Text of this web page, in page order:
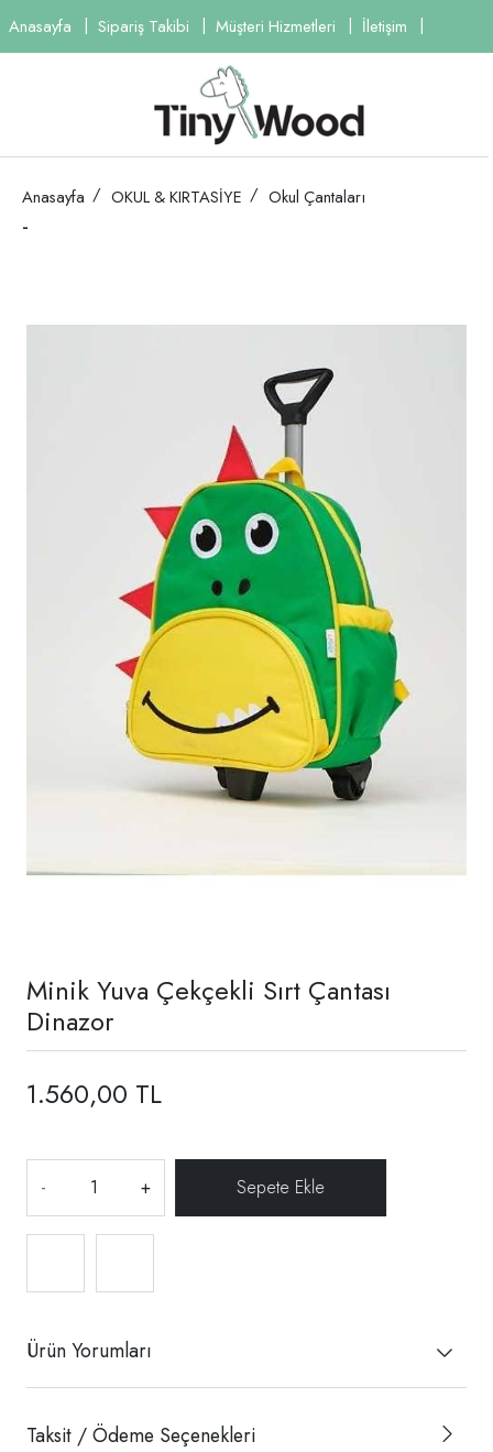
Anasayfa Sipariş Takibi Müşteri Hizmetleri İletişim
Anasayfa OKUL & KIRTASİYE Okul Çantaları
-
Minik Yuva Çekçekli Sırt Çantası
Dinazor
1.560,00 TL
- +
Ürün Yorumları
Taksit / Ödeme Seçenekleri